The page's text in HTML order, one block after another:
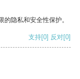
隐私和安全性保护。
支持[0] 反对[0]